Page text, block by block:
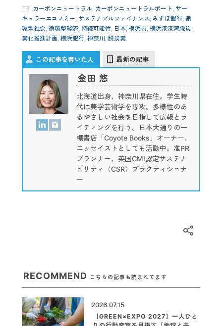
カーボンニュートラル, カーボンニュートラルポート , サー
キュラーエコノミー, サステナブルファイナンス, みずほ銀行, 循
環型社会, 循環型経済, 持続可能性, 日本, 横浜市, 横浜港港湾脱炭
素化推進計画, 横浜銀行, 神奈川, 脱炭素
この記事を書いた人 最新の記事
金田 悠
北海道出身、神奈川県在住。学生時
代は美学芸術学を専攻。多様性のあ
るやさしい社会を目指して広報とラ
イティングを行う。日本大通りの一
棚書店「Coyote Books」オーナー、
エッセイストとしても活動中。准PR
プランナー、英国CMI認定サステナ
ビリティ（CSR）プラクティショナ
ー
RECOMMEND こちらの記事も読まれてます
2026.07.15
【GREEN×EXPO 2027】一人ひと